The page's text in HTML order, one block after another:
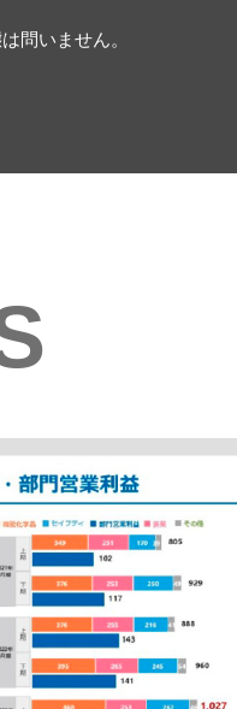
問いません。